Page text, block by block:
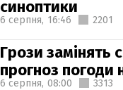
синоптики
6 серпня, 16:46 2201
Грози замінять
прогноз погоди
6 серпня, 08:00 3313